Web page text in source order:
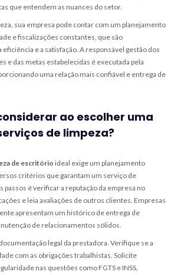
que entendem as nuances do setor.
sua empresa pode contar com um planejamento
e fiscalizações constantes, que são
e a satisfação. A responsável gestão dos
e das metas estabelecidas é executada pela
uma relação mais confiável e entrega de
ao escolher uma
de limpeza?
de escritório ideal exige um planejamento
critérios que garantam um serviço de
passos é verificar a reputação da empresa no
e leia avaliações de outros clientes. Empresas
apresentam um histórico de entrega de
de relacionamentos sólidos.
legal da prestadora. Verifique se a
com as obrigações trabalhistas. Solicite
nas questões como FGTS e INSS,